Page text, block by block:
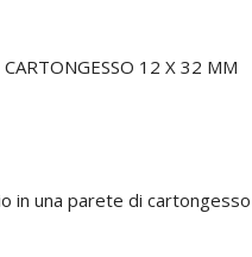
12 X 32 MM
in una parete di cartongesso